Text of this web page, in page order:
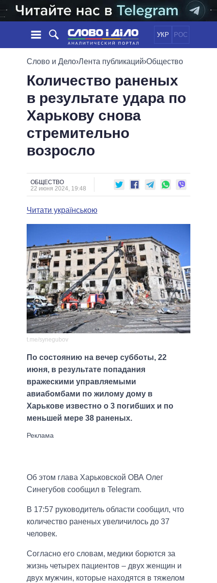
УКР РОС
НОВОСТИ
ЛЕНТА
СОБЫТИЯ
СТАТЬИ
МНЕНИЯ
ОБЗОРЫ
ДАЙДЖЕСТЫ
ПОЛИТИКА
ЭКОНОМИКА
ОБЩЕСТВО
ОБЕЩАНИЯ
ПОЛИТИКИ
ВСЕ ПОЛИТИКИ
ПРЕЗИДЕНТ И ОФИС
ВЕРХОВНАЯ РАДА
ГЛАВЫ ОБЛАДМИНИСТРАЦИЙ
МЭРЫ
ВСЕ ПЕРСОНЫ
ИНФОГРАФИКА
СРАВНЕНИЕ ПОЛИТИКОВ
Слово и Дело›Лента публикаций›Общество
Количество раненых
в результате удара по
Харькову снова
стремительно
возросло
ОБЩЕСТВО
22 июня 2024, 19:48
Читати українською
t.me/synegubov
По состоянию на вечер субботы, 22
июня, в результате попадания
вражескими управляемыми
авиабомбами по жилому дому в
Харькове известно о 3 погибших и по
меньшей мере 38 раненых.
Об этом глава Харьковской ОВА Олег
Синегубов сообщил в Telegram.
В 17:57 руководитель области сообщил, что
количество раненых увеличилось до 37
человек.
Согласно его словам, медики борются за
жизнь четырех пациентов – двух женщин и
двух мужчин, которые находятся в тяжелом